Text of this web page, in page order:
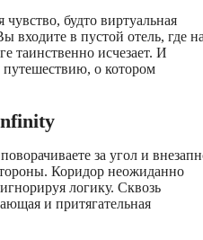
будто виртуальная
входите в пустой отель, где
таинственно исчезает. И
путешествию, о котором
за угол и
Коридор неожиданно
логику. Сквозь
и притягательная